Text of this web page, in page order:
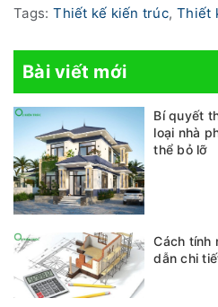
Tags: Thiết kế kiến trúc, Thiết
Bài viết mới
Bí quyết
loại nhà
thể bỏ lỡ
Cách tính
dẫn chi